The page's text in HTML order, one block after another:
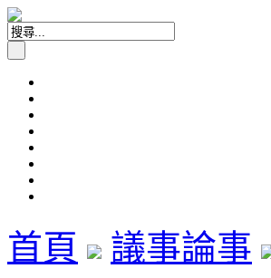
首頁 議事論事